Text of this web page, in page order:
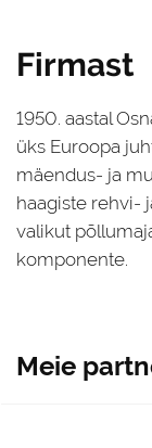
Firmast
1950. aastal
üks Euroopa
mäendus- ja
haagiste rehvi-
valikut
komponente.
Meie